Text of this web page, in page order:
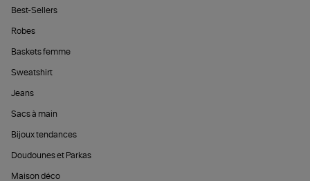
Best-Sellers
Robes
Baskets femme
Sweatshirt
Jeans
Sacs à main
Bijoux tendances
Doudounes et Parkas
Maison déco